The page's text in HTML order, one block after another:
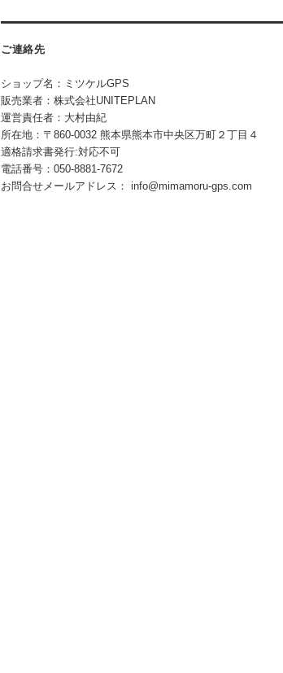
ご連絡先
ショップ名：ミツケルGPS
販売業者：株式会社UNITEPLAN
運営責任者：大村由紀
所在地：〒860-0032 熊本県熊本市中央区万町２丁目４
適格請求書発行:対応不可
電話番号：050-8881-7672
お問合せメールアドレス： info@mimamoru-gps.com